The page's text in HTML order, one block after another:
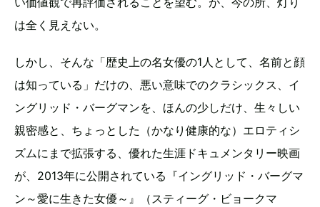
は全く見えない。
しかし、そんな「歴史上の名女優の1人として、名前と顔
は知っている」だけの、悪い意味でのクラシックス、イ
ングリッド・バーグマンを、ほんの少しだけ、生々しい
親密感と、ちょっとした（かなり健康的な）エロティシ
ズムにまで拡張する、優れた生涯ドキュメンタリー映画
が、2013年に公開されている『イングリッド・バーグマ
ン～愛に生きた女優～』（スティーグ・ビョークマ